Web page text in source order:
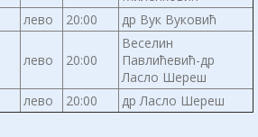
лево 20:00 др Вук Вуковић
лево 20:00
Веселин
Павлићевић-др
Ласло Шереш
лево 20:00 др Ласло Шереш